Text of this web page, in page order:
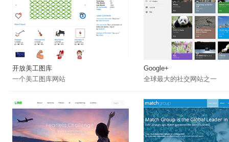
开放美工图库
一个美工图库网站
Google+
全球最大的社交网站之一